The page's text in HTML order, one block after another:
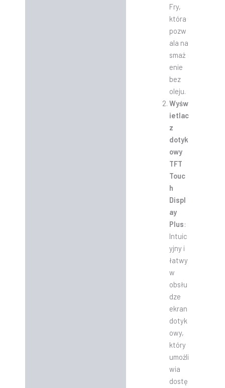
Fry,
która
pozw
ala na
smaż
enie
bez
oleju.
Wyśw
ietlac
z
dotyk
owy
TFT
Touc
h
Displ
ay
Plus:
Intuic
yjny i
łatwy
w
obsłu
dze
ekran
dotyk
owy,
który
umożli
wia
dostę